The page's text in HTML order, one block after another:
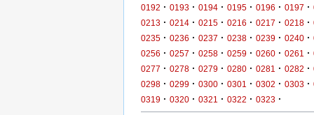
0192 · 0193 · 0194 · 0195 · 0196 · 0197 ·
0213 · 0214 · 0215 · 0216 · 0217 · 0218 ·
0235 · 0236 · 0237 · 0238 · 0239 · 0240 ·
0256 · 0257 · 0258 · 0259 · 0260 · 0261 ·
0277 · 0278 · 0279 · 0280 · 0281 · 0282 ·
0298 · 0299 · 0300 · 0301 · 0302 · 0303 ·
0319 · 0320 · 0321 · 0322 · 0323 ·